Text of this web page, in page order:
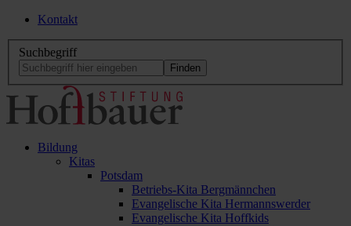
Kontakt
Suchbegriff
Bildung
Kitas
Potsdam
Betriebs-Kita Bergmännchen
Evangelische Kita Hermannswerder
Evangelische Kita Hoffkids